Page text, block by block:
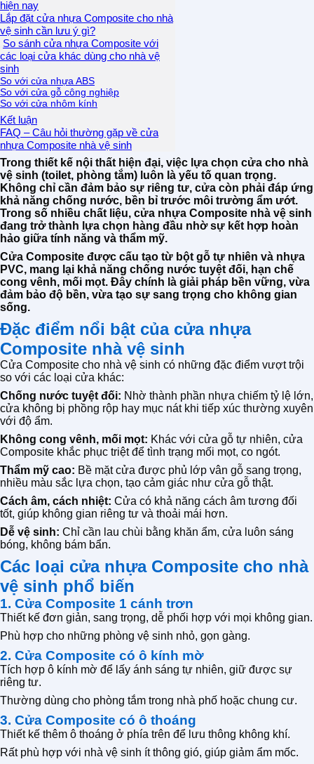
hiện nay
Lắp đặt cửa nhựa Composite cho nhà
vệ sinh cần lưu ý gì?
So sánh cửa nhựa Composite với
các loại cửa khác dùng cho nhà vệ
sinh
So với cửa nhựa ABS
So với cửa gỗ công nghiệp
So với cửa nhôm kính
Kết luận
FAQ – Câu hỏi thường gặp về cửa
nhựa Composite nhà vệ sinh
Trong thiết kế nội thất hiện đại, việc lựa chọn cửa cho nhà
vệ sinh (toilet, phòng tắm) luôn là yếu tố quan trọng.
Không chỉ cần đảm bảo sự riêng tư, cửa còn phải đáp ứng
khả năng chống nước, bền bỉ trước môi trường ẩm ướt.
Trong số nhiều chất liệu, cửa nhựa Composite nhà vệ sinh
đang trở thành lựa chọn hàng đầu nhờ sự kết hợp hoàn
hảo giữa tính năng và thẩm mỹ.
Cửa Composite được cấu tạo từ bột gỗ tự nhiên và nhựa
PVC, mang lại khả năng chống nước tuyệt đối, hạn chế
cong vênh, mối mọt. Đây chính là giải pháp bền vững, vừa
đảm bảo độ bền, vừa tạo sự sang trọng cho không gian
sống.
Đặc điểm nổi bật của cửa nhựa
Composite nhà vệ sinh
Cửa Composite cho nhà vệ sinh có những đặc điểm vượt trội
so với các loại cửa khác:
Chống nước tuyệt đối: Nhờ thành phần nhựa chiếm tỷ lệ lớn,
cửa không bị phồng rộp hay mục nát khi tiếp xúc thường xuyên
với độ ẩm.
Không cong vênh, mối mọt: Khác với cửa gỗ tự nhiên, cửa
Composite khắc phục triệt để tình trạng mối mọt, co ngót.
Thẩm mỹ cao: Bề mặt cửa được phủ lớp vân gỗ sang trọng,
nhiều màu sắc lựa chọn, tạo cảm giác như cửa gỗ thật.
Cách âm, cách nhiệt: Cửa có khả năng cách âm tương đối
tốt, giúp không gian riêng tư và thoải mái hơn.
Dễ vệ sinh: Chỉ cần lau chùi bằng khăn ẩm, cửa luôn sáng
bóng, không bám bẩn.
Các loại cửa nhựa Composite cho nhà
vệ sinh phổ biến
1. Cửa Composite 1 cánh trơn
Thiết kế đơn giản, sang trọng, dễ phối hợp với mọi không gian.
Phù hợp cho những phòng vệ sinh nhỏ, gọn gàng.
2. Cửa Composite có ô kính mờ
Tích hợp ô kính mờ để lấy ánh sáng tự nhiên, giữ được sự
riêng tư.
Thường dùng cho phòng tắm trong nhà phố hoặc chung cư.
3. Cửa Composite có ô thoáng
Thiết kế thêm ô thoáng ở phía trên để lưu thông không khí.
Rất phù hợp với nhà vệ sinh ít thông gió, giúp giảm ẩm mốc.